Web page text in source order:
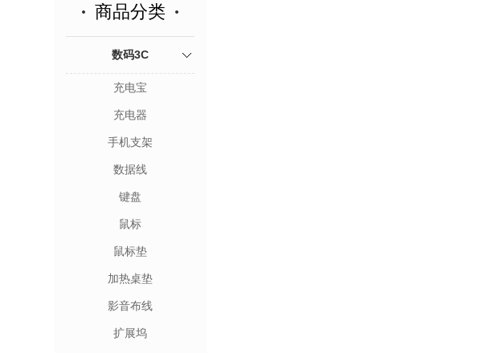
商品分类
数码3C
充电宝
充电器
手机支架
数据线
键盘
鼠标
鼠标垫
加热桌垫
影音布线
扩展坞